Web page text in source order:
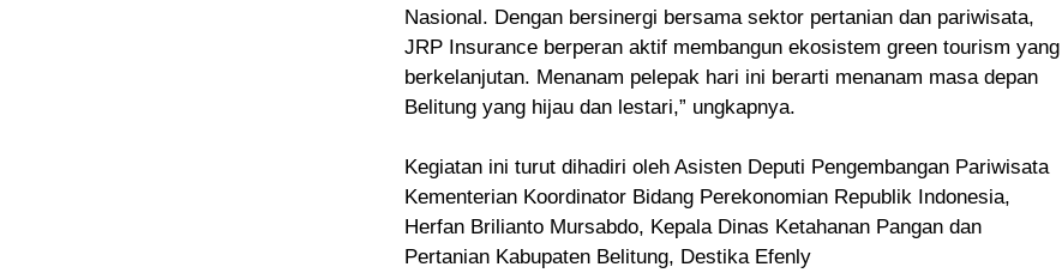
Nasional. Dengan bersinergi bersama sektor pertanian dan pariwisata,
JRP Insurance berperan aktif membangun ekosistem green tourism yang
berkelanjutan. Menanam pelepak hari ini berarti menanam masa depan
Belitung yang hijau dan lestari,” ungkapnya.
Kegiatan ini turut dihadiri oleh Asisten Deputi Pengembangan Pariwisata
Kementerian Koordinator Bidang Perekonomian Republik Indonesia,
Herfan Brilianto Mursabdo, Kepala Dinas Ketahanan Pangan dan
Pertanian Kabupaten Belitung, Destika Efenly